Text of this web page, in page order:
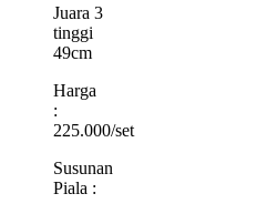
Juara 3
tinggi
49cm
Harga
:
225.000/set
Susunan
Piala :